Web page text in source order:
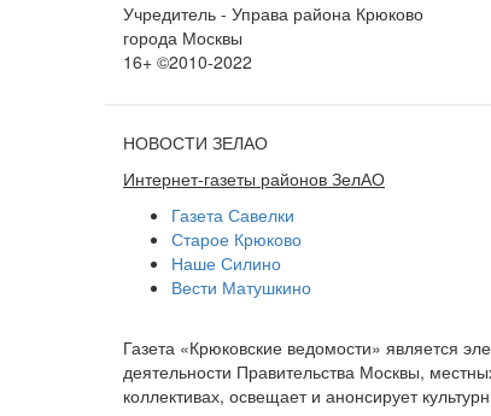
Учредитель - Управа района Крюково
города Москвы
16+ ©2010-2022
НОВОСТИ ЗЕЛАО
Интернет-газеты районов ЗелАО
Газета Савелки
Старое Крюково
Наше Силино
Вести Матушкино
Газета «Крюковские ведомости» является
деятельности Правительства Москвы,
коллективах, освещает и анонсирует